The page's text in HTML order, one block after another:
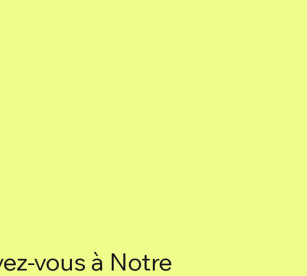
vous à Notre